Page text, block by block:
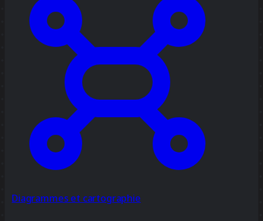
Diagrammes et cartographie